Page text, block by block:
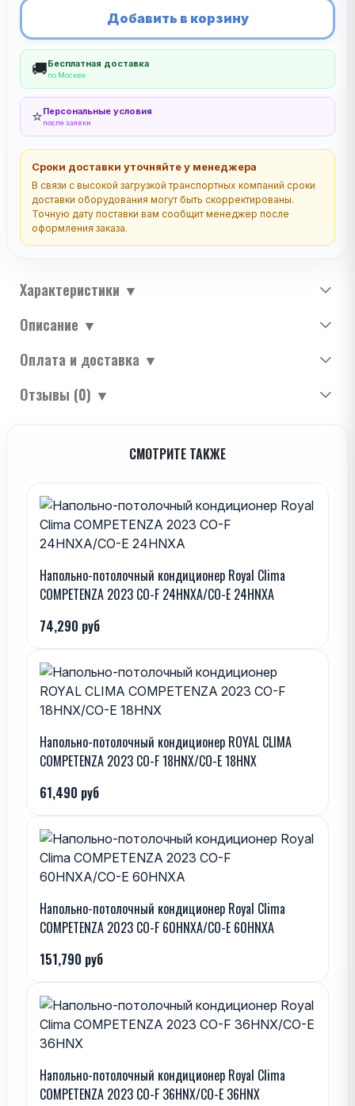
Добавить в корзину
🚚Бесплатная доставка
по Москве
⭐Персональные условия
после заявки
Сроки доставки уточняйте у менеджера
В связи с высокой загрузкой транспортных компаний сроки
доставки оборудования могут быть скорректированы.
Точную дату поставки вам сообщит менеджер после
оформления заказа.
Характеристики ▼
Описание ▼
Оплата и доставка ▼
Отзывы (0) ▼
СМОТРИТЕ ТАКЖЕ
Напольно-потолочный кондиционер Royal Clima
COMPETENZA 2023 CO-F 24HNXA/CO-E 24HNXA
74,290 руб
Напольно-потолочный кондиционер ROYAL CLIMA
COMPETENZA 2023 CO-F 18HNX/CO-E 18HNX
61,490 руб
Напольно-потолочный кондиционер Royal Clima
COMPETENZA 2023 CO-F 60HNXA/CO-E 60HNXA
151,790 руб
Напольно-потолочный кондиционер Royal Clima
COMPETENZA 2023 CO-F 36HNX/CO-E 36HNX